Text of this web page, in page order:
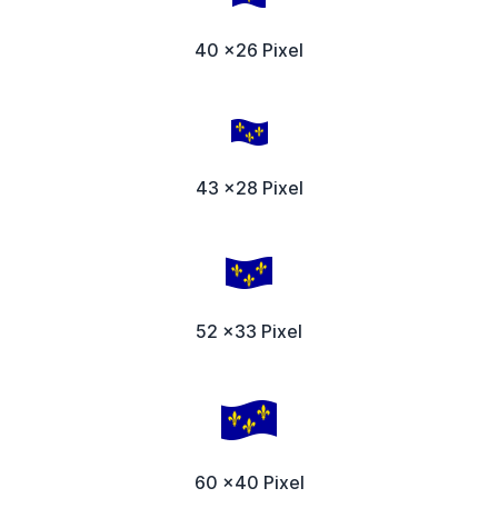
40 x26 Pixel
43 x28 Pixel
52 x33 Pixel
60 x40 Pixel